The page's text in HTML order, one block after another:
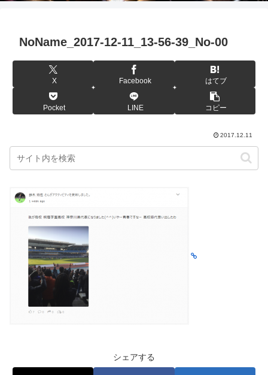
NoName_2017-12-11_13-56-39_No-00
X Facebook はてブ
Pocket LINE コピー
2017.12.11
シェアする